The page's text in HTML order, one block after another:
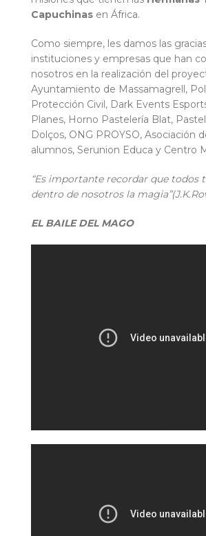
Capuchinas en África.
Como siempre, les damos las
instituciones y empresas que han
nosotros en la realización del
Ayuntamiento de Massamagrell,
Protección Civil, Dark Events
Planes, Horno Pastelería Blat,
Dolços, ONG PROYSO, Asociación
alumnos, Serunion Educa y Centro
“Es importante recordar que todos
dentro de nosotros la
EL BAILE DEL MAGO